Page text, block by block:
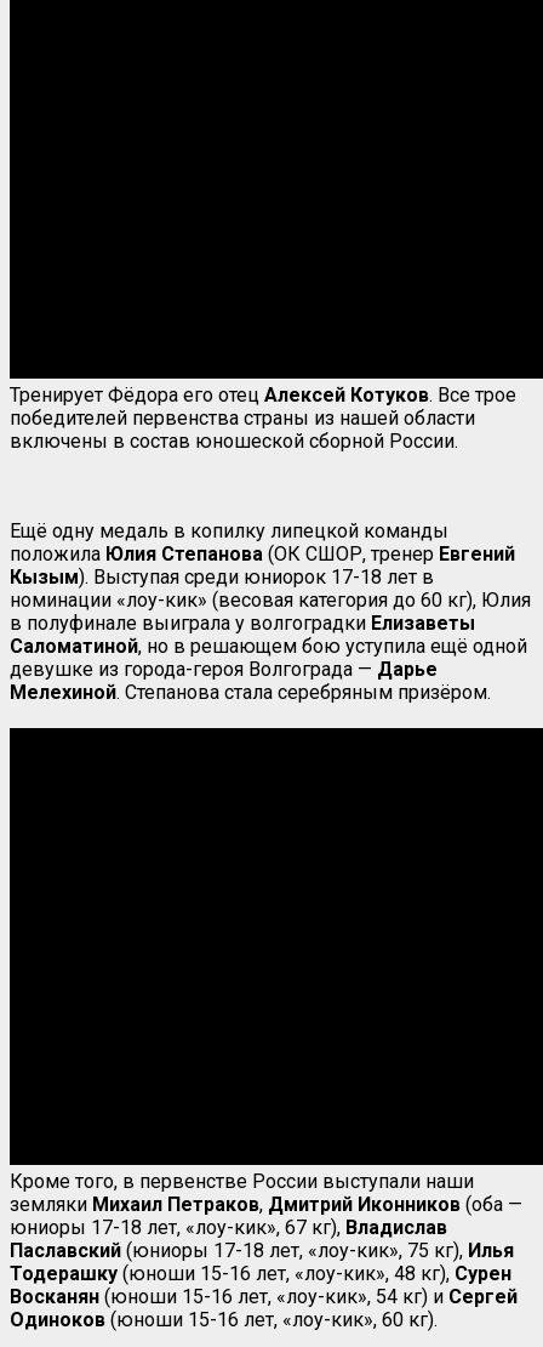
Тренирует Фёдора его отец Алексей Котуков. Все трое
победителей первенства страны из нашей области
включены в состав юношеской сборной России.
Ещё одну медаль в копилку липецкой команды
положила Юлия Степанова (ОК СШОР, тренер Евгений
Кызым). Выступая среди юниорок 17-18 лет в
номинации «лоу-кик» (весовая категория до 60 кг), Юлия
в полуфинале выиграла у волгоградки Елизаветы
Саломатиной, но в решающем бою уступила ещё одной
девушке из города-героя Волгограда — Дарье
Мелехиной. Степанова стала серебряным призёром.
Кроме того, в первенстве России выступали наши
земляки Михаил Петраков, Дмитрий Иконников (оба —
юниоры 17-18 лет, «лоу-кик», 67 кг), Владислав
Паславский (юниоры 17-18 лет, «лоу-кик», 75 кг), Илья
Тодерашку (юноши 15-16 лет, «лоу-кик», 48 кг), Сурен
Восканян (юноши 15-16 лет, «лоу-кик», 54 кг) и Сергей
Одиноков (юноши 15-16 лет, «лоу-кик», 60 кг).